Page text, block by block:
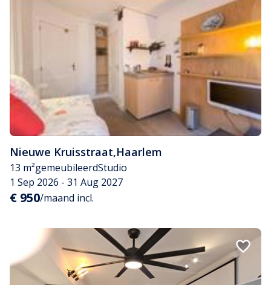
Nieuwe Kruisstraat,Haarlem
13 m²gemeubileerdStudio
1 Sep 2026 - 31 Aug 2027
€ 950/maand incl.